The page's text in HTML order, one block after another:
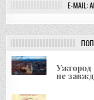
а
ц
і
я
з
а
E-MAIL:
Ужгород
не